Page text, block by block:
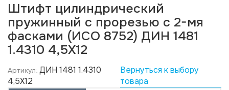
Штифт цилиндрический
пружинный с прорезью с 2-мя
фасками (ИСО 8752) ДИН 1481
1.4310 4,5X12
Артикул: ДИН 1481 1.4310
4,5X12
Вернуться к выбору
товара